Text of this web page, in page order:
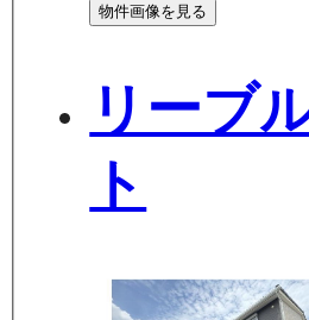
物件画像を見る
リーブ
ト